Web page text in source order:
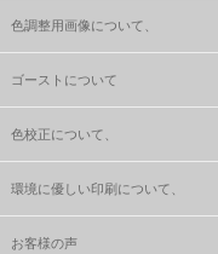
色調整用画像について、
ゴーストについて
色校正について、
環境に優しい印刷について、
お客様の声